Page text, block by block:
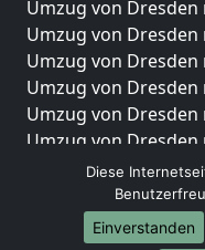
Umzug von Dresden
Umzug von
Umzug von
Umzug von
Umzug von Dresden
Umzug von
Umzug von
Umzug von
Umzug von
Diese
Einverstanden